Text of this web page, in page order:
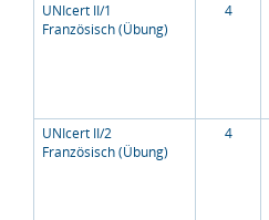
UNIcert II/1
Französisch (Übung)
4
UNIcert II/2
Französisch (Übung)
4